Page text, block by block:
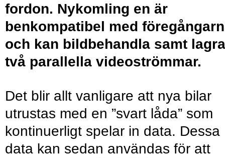
fordon. Nykomling en är
benkompatibel med
och kan bildbehandla samt lagra
två parallella videoströmmar.
Det blir allt vanligare att nya bilar
utrustas med en ”svart låda” som
kontinuerligt spelar in data. Dessa
data kan sedan användas för att